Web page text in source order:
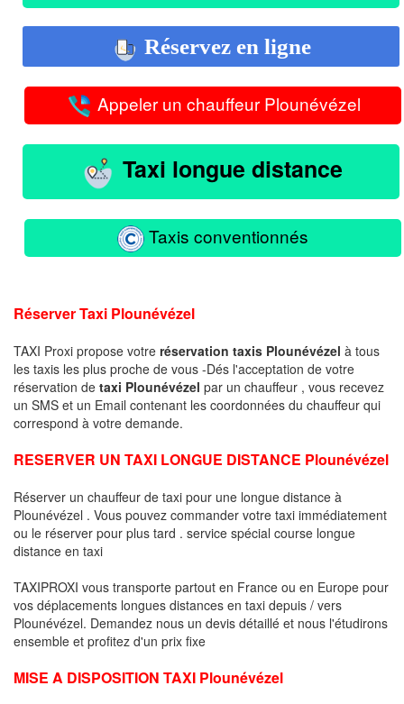
Réservez en ligne
Appeler un chauffeur Plounévézel
Taxi longue distance
Taxis conventionnés
Réserver Taxi Plounévézel
TAXI Proxi propose votre réservation taxis Plounévézel à tous
les taxis les plus proche de vous -Dés l'acceptation de votre
réservation de taxi Plounévézel par un chauffeur , vous recevez
un SMS et un Email contenant les coordonnées du chauffeur qui
correspond à votre demande.
RESERVER UN TAXI LONGUE DISTANCE Plounévézel
Réserver un chauffeur de taxi pour une longue distance à
Plounévézel . Vous pouvez commander votre taxi immédiatement
ou le réserver pour plus tard . service spécial course longue
distance en taxi
TAXIPROXI vous transporte partout en France ou en Europe pour
vos déplacements longues distances en taxi depuis / vers
Plounévézel. Demandez nous un devis détaillé et nous l'étudirons
ensemble et profitez d'un prix fixe
MISE A DISPOSITION TAXI Plounévézel